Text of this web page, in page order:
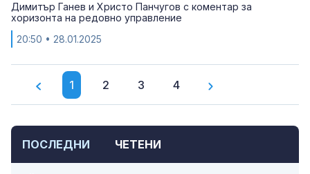
Димитър Ганев и Христо Панчугов с коментар за
хоризонта на редовно управление
20:50 • 28.01.2025
1 2 3 4
ПОСЛЕДНИ ЧЕТЕНИ